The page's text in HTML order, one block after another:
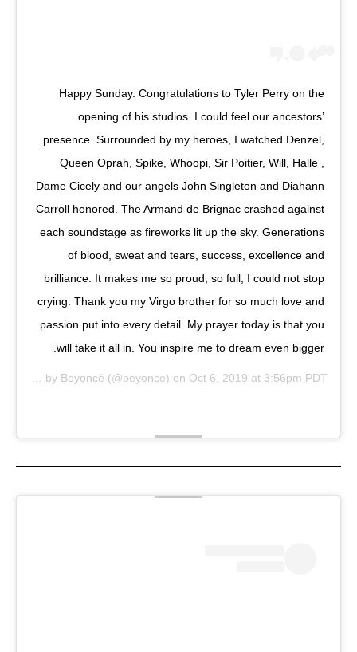
Happy Sunday. Congratulations to Tyler Perry on the
opening of his studios. I could feel our ancestors’
presence. Surrounded by my heroes, I watched Denzel,
Queen Oprah, Spike, Whoopi, Sir Poitier, Will, Halle ,
Dame Cicely and our angels John Singleton and Diahann
Carroll honored. The Armand de Brignac crashed against
each soundstage as fireworks lit up the sky. Generations
of blood, sweat and tears, success, excellence and
brilliance. It makes me so proud, so full, I could not stop
crying. Thank you my Virgo brother for so much love and
passion put into every detail. My prayer today is that you
will take it all in. You inspire me to dream even bigger.
Beyoncé (@beyonce) on Oct 6, 2019 at 3:56pm PDT